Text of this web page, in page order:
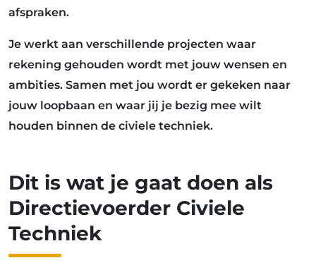
afspraken.
Je werkt aan verschillende projecten waar
rekening gehouden wordt met jouw wensen en
ambities. Samen met jou wordt er gekeken naar
jouw loopbaan en waar jij je bezig mee wilt
houden binnen de civiele techniek.
Dit is wat je gaat doen als
Directievoerder Civiele
Techniek